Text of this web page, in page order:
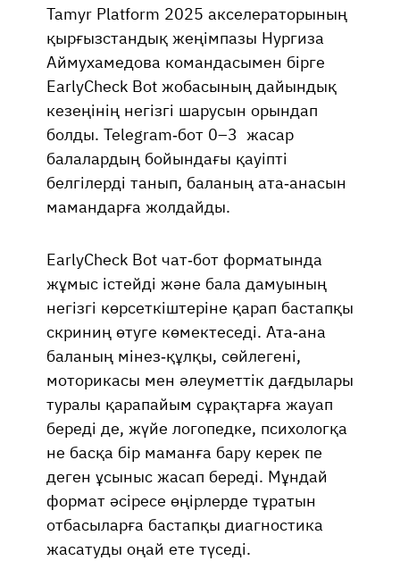
Tamyr Platform 2025 акселераторының
қырғызстандық жеңімпазы Нургиза
Аймухамедова командасымен бірге
EarlyCheck Bot жобасының дайындық
кезеңінің негізгі шарусын орындап
болды. Telegram-бот 0–3 жасар
балалардың бойындағы қауіпті
белгілерді танып, баланың ата-анасын
мамандарға жолдайды.
EarlyCheck Bot чат-бот форматында
жұмыс істейді және бала дамуының
негізгі көрсеткіштеріне қарап бастапқы
скриниң өтуге көмектеседі. Ата-ана
баланың мінез-құлқы, сөйлегені,
моторикасы мен әлеуметтік дағдылары
туралы қарапайым сұрақтарға жауап
береді де, жүйе логопедке, психологқа
не басқа бір маманға бару керек пе
деген ұсыныс жасап береді. Мұндай
формат әсіресе өңірлерде тұратын
отбасыларға бастапқы диагностика
жасатуды оңай ете түседі.